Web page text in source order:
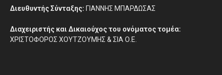
Διευθυντής Σύνταξης: ΓΙΑΝΝΗΣ ΜΠΑΡΔΩΣΑΣ
Διαχειριστής και Δικαιούχος του ονόματος τομέα:
ΧΡΙΣΤΟΦΟΡΟΣ ΧΟΥΤΖΟΥΜΗΣ & ΣΙΑ Ο.Ε.